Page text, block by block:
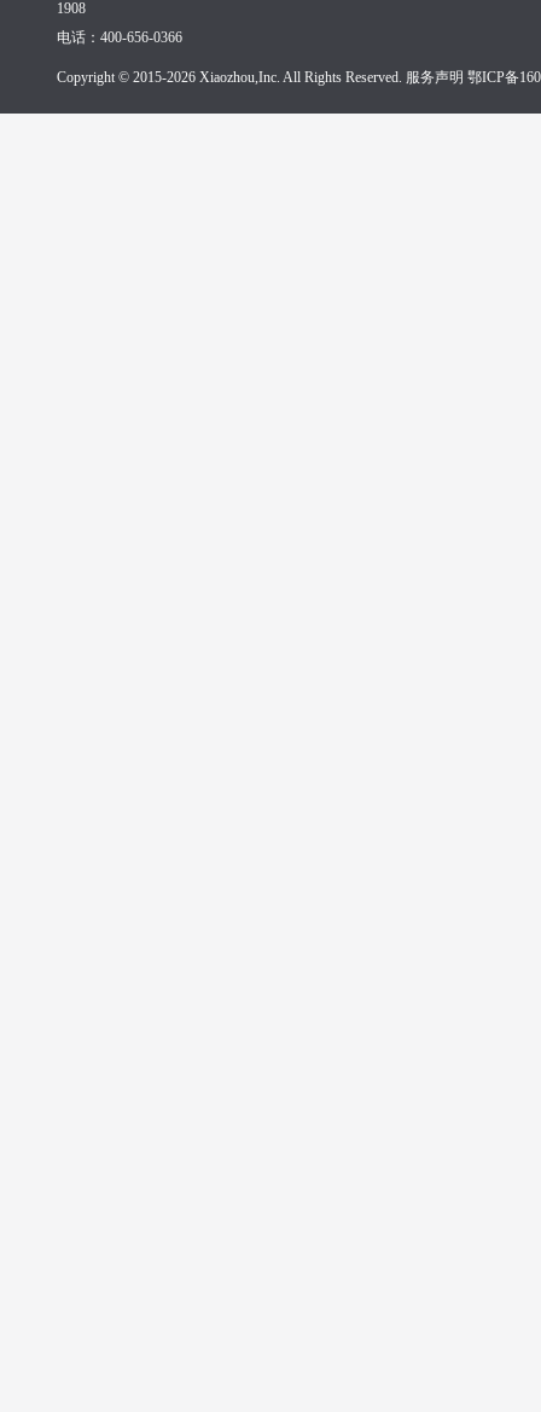
1908
电话：400-656-0366
Copyright © 2015-2026 Xiaozhou,Inc. All Rights Reserved. 服务声明 鄂ICP备